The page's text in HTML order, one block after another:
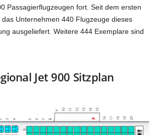
Passagierflugzeugen fort. Seit dem ersten
Unternehmen 440 Flugzeuge dieses
ausgeliefert. Weitere 444 Exemplare sind
Jet 900 Sitzplan